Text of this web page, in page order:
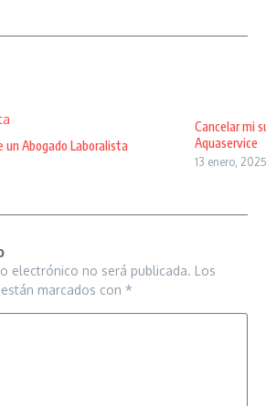
un Abogado Laboralista
Cancelar mi
Aquaservice
13 enero, 2025
electrónico no será publicada. Los
marcados con *